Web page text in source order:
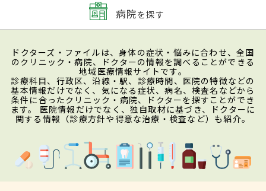
病院を探す
ドクターズ・ファイルは、身体の症状・悩みに合わせ、全国
のクリニック・病院、ドクターの情報を調べることができる
地域医療情報サイトです。
診療科目、行政区、沿線・駅、診療時間、医院の特徴などの
基本情報だけでなく、気になる症状、病名、検査名などから
条件に合ったクリニック・病院、ドクターを探すことができ
ます。 医院情報だけでなく、独自取材に基づき、ドクターに
関する情報（診療方針や得意な治療・検査など）も紹介。